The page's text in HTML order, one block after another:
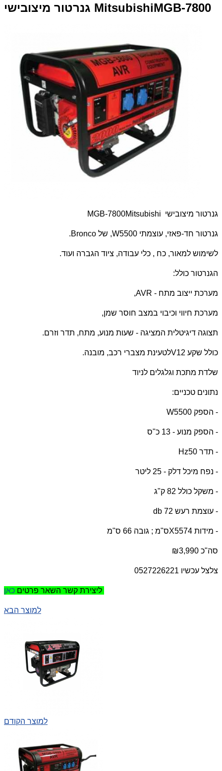
גנרטור מיצובישי MitsubishiMGB-7800
גנרטור מיצובישי Mitsubishi
MGB-7800
גנרטור חד-פאזי, עוצמתי 5500 W, של Bronco
.
לשימוש למאור, כח , כלי עבודה, ציוד הגברה ועוד.
הגנרטור כולל:
מערכת ייצוב מתח - AVR
,
מערכת חיווי וכיבוי במצב חוסר שמן,
תצוגה דיגיטלית המציגה - שעות מנוע, מתח, תדר וזרם.
כולל שקע 12 Vלטעינת מצברי רכב, מובנה.
שלדת מתכת וגלגלים לניוד
נתונים טכניים:
- הספק 5500 W
- הספק מנוע - 13 כ"ס
- תדר 50 Hz
- נפח מיכל דלק - 25 ליטר
- משקל כולל 82 ק"ג
- עוצמת רעש 72 db
- מידות 74 X55ס"מ ; גובה 66 ס"מ
סה"כ ₪3,990
צלצל עכשיו 0527226221
ליצירת קשר השאר פרטים
למוצר הבא
למוצר הקודם